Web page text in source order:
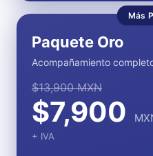
Más
Paquete Oro
Acompañamiento
$13,900 MXN
$7,900
+ IVA